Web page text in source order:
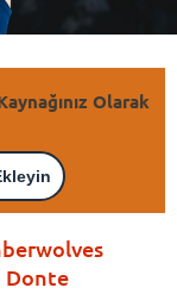
Olarak
Donte